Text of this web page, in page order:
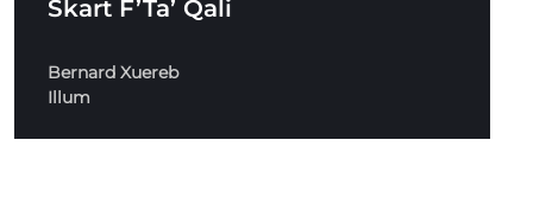
Skart F’Ta’ Qali
Bernard Xuereb
Illum